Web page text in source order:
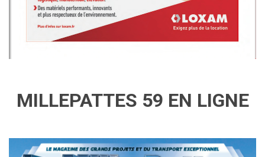
MILLEPATTES 59 EN LIGNE